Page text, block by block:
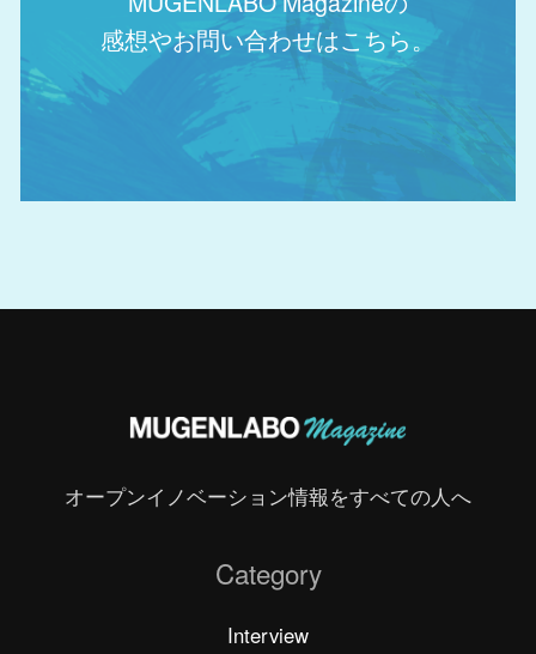
感想やお問い合わせはこちら。
オープンイノベーション情報をすべての人へ
Category
Interview